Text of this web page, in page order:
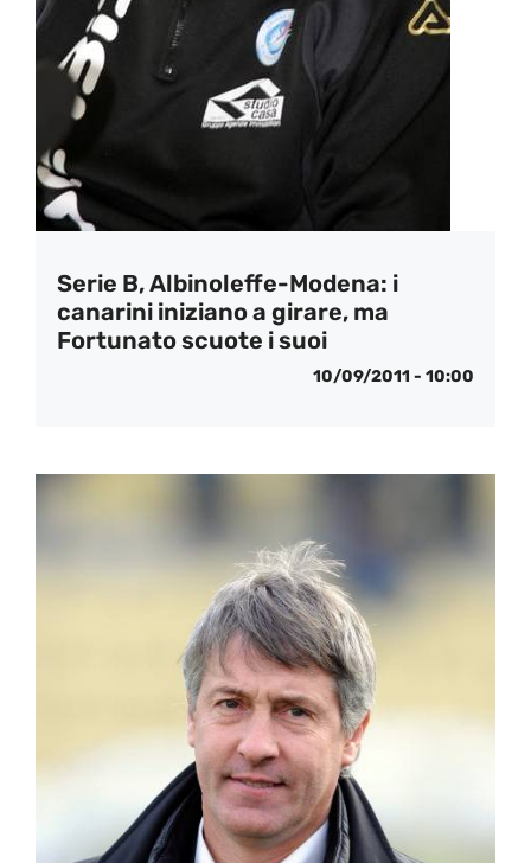
Serie B, Albinoleffe-Modena: i
canarini iniziano a girare, ma
Fortunato scuote i suoi
10/09/2011 - 10:00